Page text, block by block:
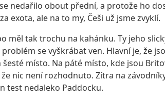
nedařilo obout přední, a protože ho
exota, ale na to my, Češi už jsme zvyklí.
měl tak trochu na kahánku. Ty jeho
se vyškrábat ven. Hlavní je, že
místo. Na páté místo, kde jsou
nic není rozhodnuto. Zítra na
test nedaleko Paddocku.